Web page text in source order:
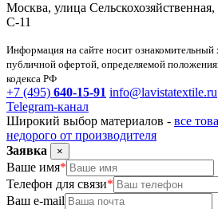
Москва, улица
С-11
Информация на сайте носит ознакомительный
публичной офертой, определяемой
кодекса РФ
+7 (495) 640-15-91 info@lavistatextile.ru
Telegram-канал
Широкий выбор материалов - все
недорого от производителя
Заявка
×
Ваше имя*
Телефон для связи*
Ваш e-mail